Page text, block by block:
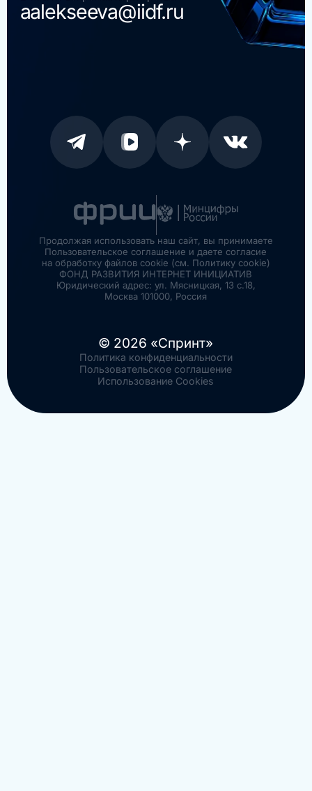
aalekseeva@iidf.ru
Продолжая использовать наш сайт, вы принимаете
Пользовательское соглашение и даете согласие
на обработку файлов cookie (см. Политику cookie)
ФОНД РАЗВИТИЯ ИНТЕРНЕТ ИНИЦИАТИВ
Юридический адрес: ул. Мясницкая, 13 с.18,
Москва 101000, Россия
© 2026 «Спринт»
Политика конфиденциальности
Пользовательское соглашение
Использование Cookies